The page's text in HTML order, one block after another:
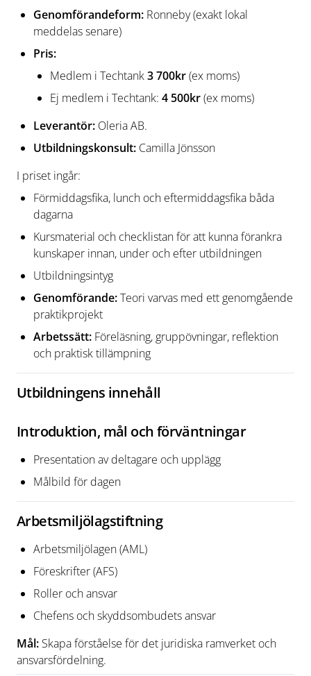
Genomförandeform: Ronneby (exakt lokal
meddelas senare)
Pris:
Medlem i Techtank3 700kr(ex moms)
Ej medlem i Techtank: 4 500kr(ex moms)
Leverantör: Oleria AB.
Utbildningskonsult: Camilla Jönsson
I priset ingår:
Förmiddagsfika, lunch och eftermiddagsfika båda
dagarna
Kursmaterial och checklistan för att kunna förankra
kunskaper innan, under och efter utbildningen
Utbildningsintyg
Genomförande:Teori varvas med ett genomgående
praktikprojekt
Arbetssätt: Föreläsning, gruppövningar, reflektion
och praktisk tillämpning
Utbildningens innehåll
Introduktion, mål och förväntningar
Presentation av deltagare och upplägg
Målbild för dagen
Arbetsmiljölagstiftning
Arbetsmiljölagen (AML)
Föreskrifter (AFS)
Roller och ansvar
Chefens och skyddsombudets ansvar
Mål: Skapa förståelse för det juridiska ramverket och
ansvarsfördelning.